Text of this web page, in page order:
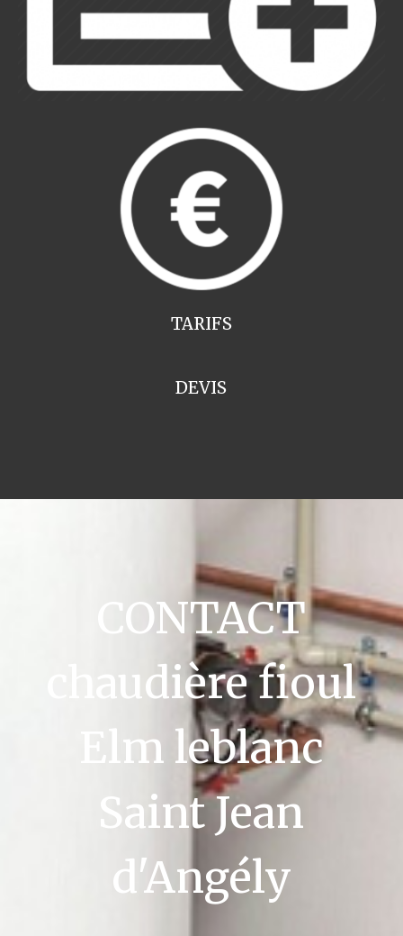
TARIFS
DEVIS
CONTACT
chaudière fioul
Elm leblanc
Saint Jean
d'Angély